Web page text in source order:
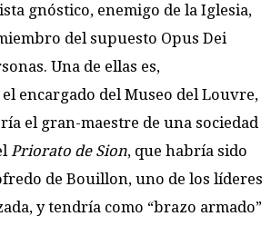
gnóstico, enemigo de la Iglesia,
del supuesto Opus Dei
Una de ellas es,
encargado del Museo del Louvre,
el gran-maestre de una sociedad
Priorato de Sion, que habría sido
de Bouillon, uno de los líderes
y tendría como “brazo armado”